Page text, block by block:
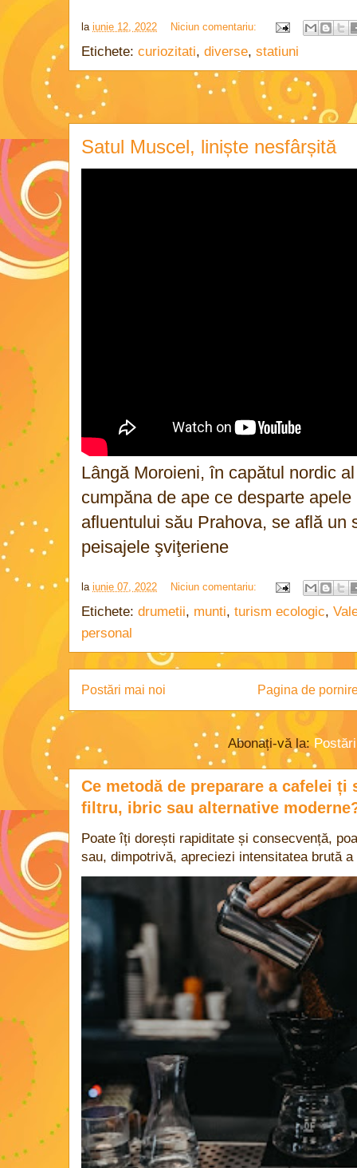
la iunie 12, 2022 Niciun comentariu:
Etichete: curiozitati, diverse, statiuni
Satul Muscel, liniște nesfârșită
Lângă Moroieni, în capătul nordic
cumpăna de ape ce desparte
afluentului său Prahova, se află un
peisajele şviţeriene
la iunie 07, 2022 Niciun comentariu:
Etichete: drumetii, munti, turism ecologic,
personal
Postări mai noi Pagina de
Abonați-vă la:
Ce metodă de preparare a cafelei
filtru, ibric sau alternative
Poate îți dorești rapiditate și consecvență,
sau, dimpotrivă, apreciezi intensitatea brută